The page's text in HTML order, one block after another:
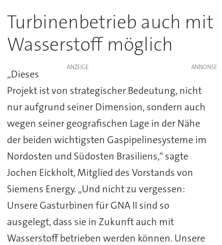
Turbinenbetrieb auch mit
Wasserstoff möglich
ANZEIGE
„Dieses
Projekt ist von strategischer Bedeutung, nicht
nur aufgrund seiner Dimension, sondern auch
wegen seiner geografischen Lage in der Nähe
der beiden wichtigsten Gaspipelinesysteme im
Nordosten und Südosten Brasiliens," sagte
Jochen Eickholt, Mitglied des Vorstands von
Siemens Energy. „Und nicht zu vergessen:
Unsere Gasturbinen für GNA II sind so
ausgelegt, dass sie in Zukunft auch mit
Wasserstoff betrieben werden können. Unsere